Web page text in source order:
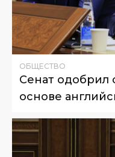
ОБЩЕСТВО
Сенат одобрил
основе